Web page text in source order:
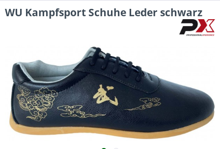
WU Kampfsport Schuhe Leder schwarz